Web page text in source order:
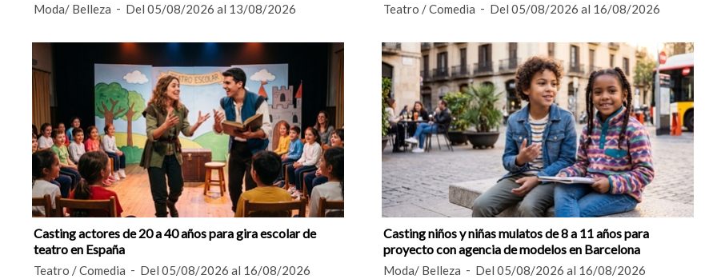
Moda/ Belleza Del 05/08/2026 al 13/08/2026 Teatro / Comedia Del 05/08/2026 al 16/08/2026
Casting actores de 20 a 40 años para gira escolar de
teatro en España
Teatro / Comedia Del 05/08/2026 al 16/08/2026
Casting niños y niñas mulatos de 8 a 11 años para
proyecto con agencia de modelos en Barcelona
Moda/ Belleza Del 05/08/2026 al 16/08/2026